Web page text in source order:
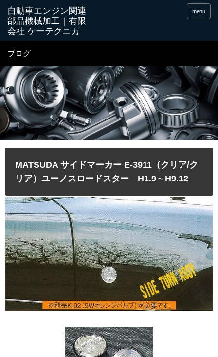
menu
ブログ
MATSUDA サイドマーカー E-3911（クリア/ク
リア）ユーノスロードスター H1.9～H9.12